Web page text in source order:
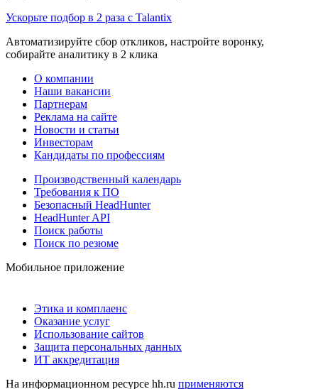
Ускорьте подбор в 2 раза с Talantix
Автоматизируйте сбор откликов, настройте воронку,
собирайте аналитику в 2 клика
О компании
Наши вакансии
Партнерам
Реклама на сайте
Новости и статьи
Инвесторам
Кандидаты по профессиям
Производственный календарь
Требования к ПО
Безопасный HeadHunter
HeadHunter API
Поиск работы
Поиск по резюме
Мобильное приложение
Этика и комплаенс
Оказание услуг
Использование сайтов
Защита персональных данных
ИТ аккредитация
На информационном ресурсе hh.ru применяются